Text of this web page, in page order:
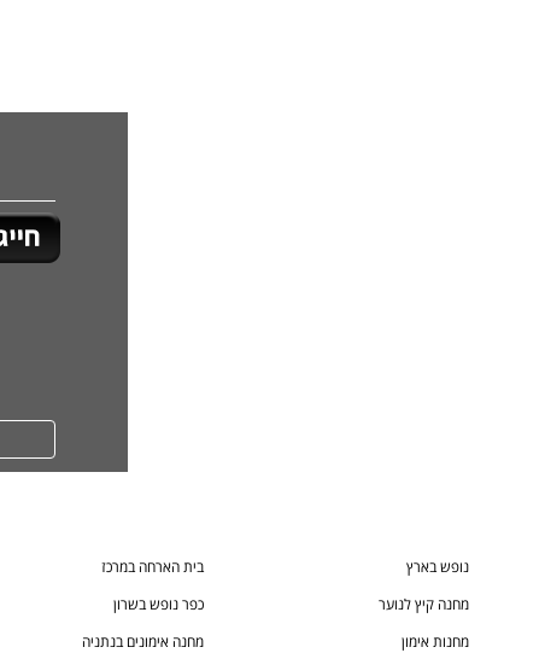
נופש בארץ בית הארחה במרכז
מחנה קיץ לנוער כפר נופש בשרון
מחנות אימון מחנה אימונים בנתניה